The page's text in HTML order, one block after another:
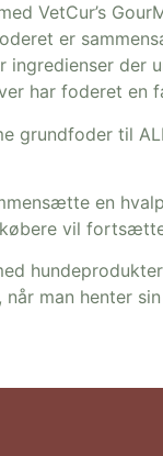
VetCur’s
er
ingredienser
har foderet en
grundfoder til
en
vil
man henter